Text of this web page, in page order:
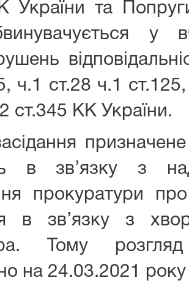
України та
у
ч.1 ст.28 ч.1
ст.345 КК України.
в зв’язку з
прокуратури
в зв’язку з
Тому
на 24.03.2021